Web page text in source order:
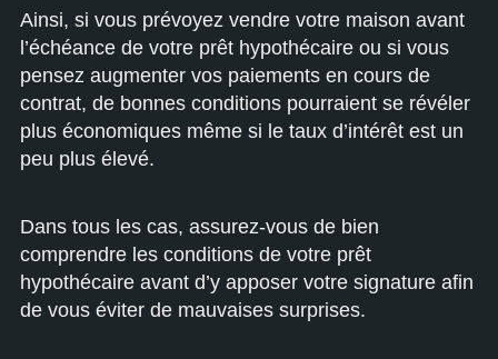
Ainsi, si vous prévoyez vendre votre maison avant
l’échéance de votre prêt hypothécaire ou si vous
pensez augmenter vos paiements en cours de
contrat, de bonnes conditions pourraient se révéler
plus économiques même si le taux d’intérêt est un
peu plus élevé.
Dans tous les cas, assurez-vous de bien
comprendre les conditions de votre prêt
hypothécaire avant d’y apposer votre signature afin
de vous éviter de mauvaises surprises.